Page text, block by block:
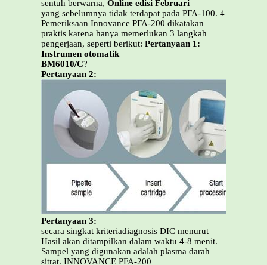
sentuh berwarna, Online edisi Februari
yang sebelumnya tidak terdapat pada PFA-100. 4
Pemeriksaan Innovance PFA-200 dikatakan
praktis karena hanya memerlukan 3 langkah
pengerjaan, seperti berikut: Pertanyaan 1:
Instrumen otomatik
BM6010/C?
Pertanyaan 2:
Pertanyaan 3:
secara singkat kriteriadiagnosis DIC menurut
Hasil akan ditampilkan dalam waktu 4-8 menit.
Sampel yang digunakan adalah plasma darah
sitrat. INNOVANCE PFA-200